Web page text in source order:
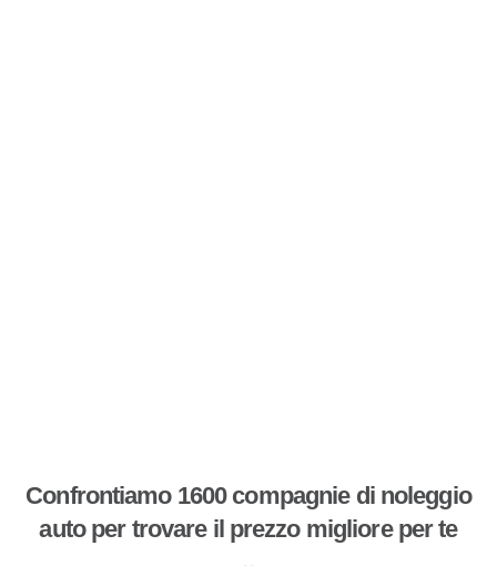
Confrontiamo 1600 compagnie di noleggio
auto per trovare il prezzo migliore per te